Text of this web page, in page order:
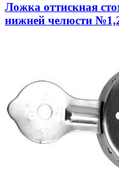
Ложка оттискная
нижней челюсти